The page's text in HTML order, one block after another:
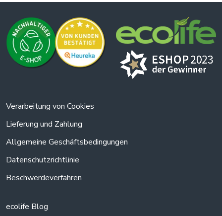
Verarbeitung von Cookies
Lieferung und Zahlung
Allgemeine Geschäftsbedingungen
Datenschutzrichtlinie
Beschwerdeverfahren
ecolife Blog